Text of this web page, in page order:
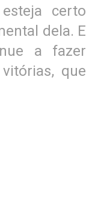
certo
dela. E
a fazer
que